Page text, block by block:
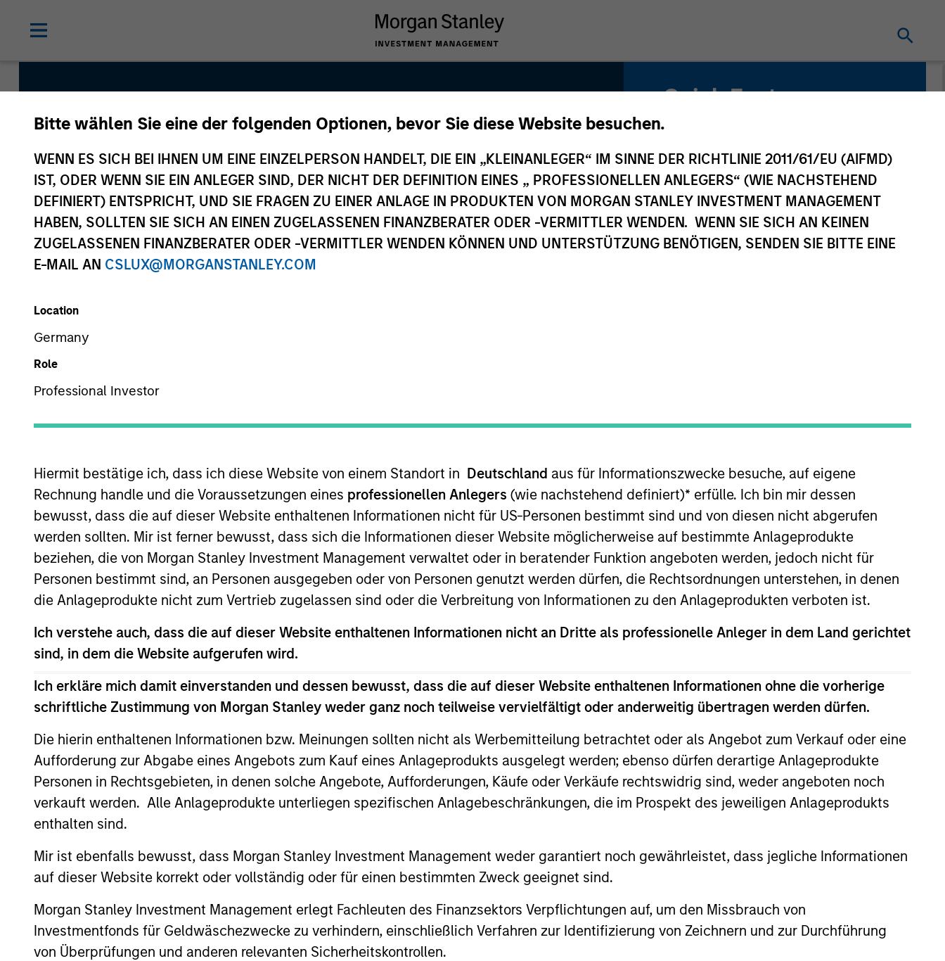
Bitte wählen Sie eine der folgenden Optionen, bevor Sie diese Website besuchen.
WENN ES SICH BEI IHNEN UM EINE EINZELPERSON HANDELT, DIE EIN „KLEINANLEGER“ IM SINNE DER RICHTLINIE 2011/61/EU (AIFMD)
IST, ODER WENN SIE EIN ANLEGER SIND, DER NICHT DER DEFINITION EINES „ PROFESSIONELLEN ANLEGERS“ (WIE NACHSTEHEND
DEFINIERT) ENTSPRICHT, UND SIE FRAGEN ZU EINER ANLAGE IN PRODUKTEN VON MORGAN STANLEY INVESTMENT MANAGEMENT
HABEN, SOLLTEN SIE SICH AN EINEN ZUGELASSENEN FINANZBERATER ODER -VERMITTLER WENDEN. WENN SIE SICH AN KEINEN
ZUGELASSENEN FINANZBERATER ODER -VERMITTLER WENDEN KÖNNEN UND UNTERSTÜTZUNG BENÖTIGEN, SENDEN SIE BITTE EINE
E-MAIL AN CSLUX@MORGANSTANLEY.COM
Location
Germany
Role
Professional Investor
Hiermit bestätige ich, dass ich diese Website von einem Standort in Deutschland aus für Informationszwecke besuche, auf eigene
Rechnung handle und die Voraussetzungen eines professionellen Anlegers (wie nachstehend definiert)* erfülle. Ich bin mir dessen
bewusst, dass die auf dieser Website enthaltenen Informationen nicht für US-Personen bestimmt sind und von diesen nicht abgerufen
werden sollten. Mir ist ferner bewusst, dass sich die Informationen dieser Website möglicherweise auf bestimmte Anlageprodukte
beziehen, die von Morgan Stanley Investment Management verwaltet oder in beratender Funktion angeboten werden, jedoch nicht für
Personen bestimmt sind, an Personen ausgegeben oder von Personen genutzt werden dürfen, die Rechtsordnungen unterstehen, in denen
die Anlageprodukte nicht zum Vertrieb zugelassen sind oder die Verbreitung von Informationen zu den Anlageprodukten verboten ist.
Ich verstehe auch, dass die auf dieser Website enthaltenen Informationen nicht an Dritte als professionelle Anleger in dem Land gerichtet
sind, in dem die Website aufgerufen wird.
Ich erkläre mich damit einverstanden und dessen bewusst, dass die auf dieser Website enthaltenen Informationen ohne die vorherige
schriftliche Zustimmung von Morgan Stanley weder ganz noch teilweise vervielfältigt oder anderweitig übertragen werden dürfen.
Die hierin enthaltenen Informationen bzw. Meinungen sollten nicht als Werbemitteilung betrachtet oder als Angebot zum Verkauf oder eine
Aufforderung zur Abgabe eines Angebots zum Kauf eines Anlageprodukts ausgelegt werden; ebenso dürfen derartige Anlageprodukte
Personen in Rechtsgebieten, in denen solche Angebote, Aufforderungen, Käufe oder Verkäufe rechtswidrig sind, weder angeboten noch
verkauft werden. Alle Anlageprodukte unterliegen spezifischen Anlagebeschränkungen, die im Prospekt des jeweiligen Anlageprodukts
enthalten sind.
Mir ist ebenfalls bewusst, dass Morgan Stanley Investment Management weder garantiert noch gewährleistet, dass jegliche Informationen
auf dieser Website korrekt oder vollständig oder für einen bestimmten Zweck geeignet sind.
Morgan Stanley Investment Management erlegt Fachleuten des Finanzsektors Verpflichtungen auf, um den Missbrauch von
Investmentfonds für Geldwäschezwecke zu verhindern, einschließlich Verfahren zur Identifizierung von Zeichnern und zur Durchführung
von Überprüfungen und anderen relevanten Sicherheitskontrollen.
International Resilience Strategy
Strategy Inception
May 2022
Quick Facts
Related Product
Pooled Vehicle
Overview Investment Approach Investment Process Portfolio Managers Insights
Overview
TheMorgan Stanley International Resilience Strategyis a concentrated portfolio of high quality, predominantly non-U.S.
companies, featuring hard-to-replicate intangible assets including brands, networks and licences. The investment team uses
bottom-up fundamental analysis to invest in high quality companies at reasonable valuations that can sustain their high
returns on operating capital over the long term. Analysis of financially material ESG risks and opportunities and active,
portfolio manager-led engagement are core parts of the investment process. The strategy seeks to generate attractive long-
term returns with reduced downside participation in challenging markets.
Differentiators
1
A portfolio of high quality
compounders
A concentrated portfolio of companies
2
Managing the risks that
matter
Preserving capital is key to the ability to
3
A long-standing history
of active investing